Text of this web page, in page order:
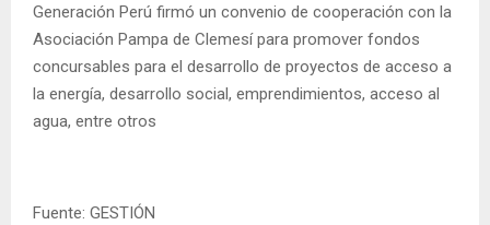
Generación Perú firmó un convenio de cooperación con la
Asociación Pampa de Clemesí para promover fondos
concursables para el desarrollo de proyectos de acceso a
la energía, desarrollo social, emprendimientos, acceso al
agua, entre otros
Fuente: GESTIÓN